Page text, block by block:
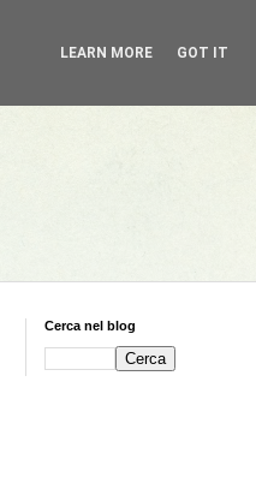
Cerca nel blog
LEARN MORE GOT IT